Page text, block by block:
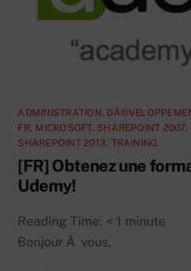
ADMINISTRATION
FR MICROSOFT, SHAREPOINT 2007,
SHAREPOINT 2013 TRAINING
[FR] Obtenez une
Udemy!
Reading Time: < 1 minute
Bonjour Ã vous,